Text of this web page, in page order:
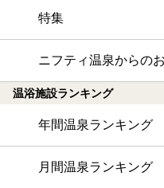
特集
ニフティ温泉からの
温浴施設ランキング
年間温泉ランキング
月間温泉ランキング